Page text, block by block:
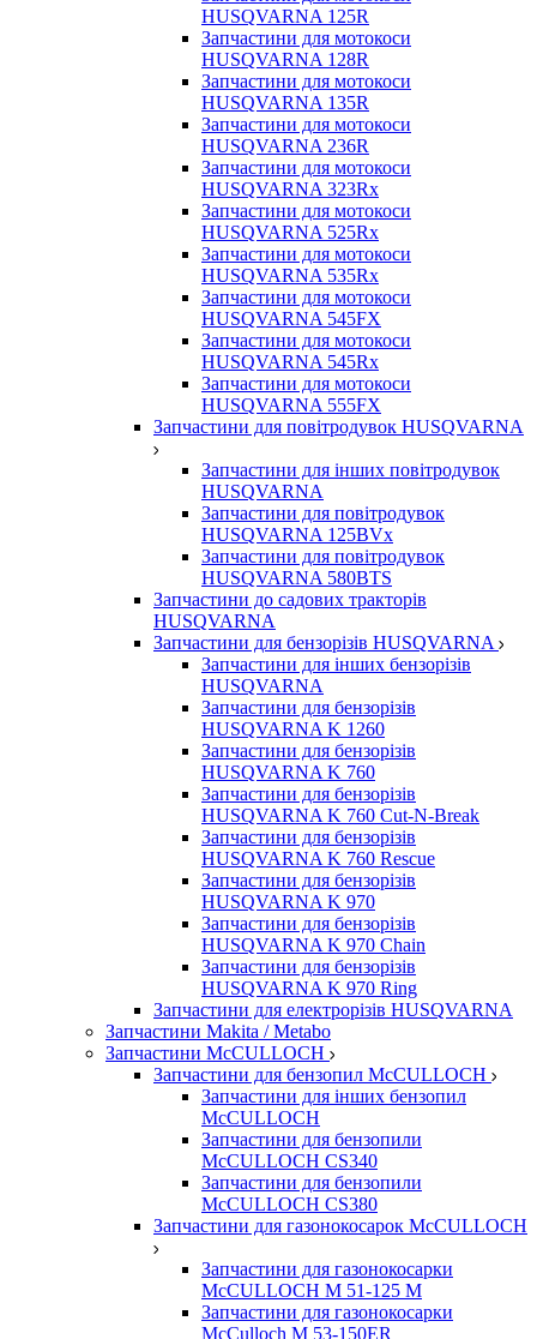
HUSQVARNA 125R
Запчастини для мотокоси
HUSQVARNA 128R
Запчастини для мотокоси
HUSQVARNA 135R
Запчастини для мотокоси
HUSQVARNA 236R
Запчастини для мотокоси
HUSQVARNA 323Rx
Запчастини для мотокоси
HUSQVARNA 525Rx
Запчастини для мотокоси
HUSQVARNA 535Rx
Запчастини для мотокоси
HUSQVARNA 545FX
Запчастини для мотокоси
HUSQVARNA 545Rx
Запчастини для мотокоси
HUSQVARNA 555FX
Запчастини для повітродувок HUSQVARNA
Запчастини для інших повітродувок
HUSQVARNA
Запчастини для повітродувок
HUSQVARNA 125BVx
Запчастини для повітродувок
HUSQVARNA 580BTS
Запчастини до садових тракторів
HUSQVARNA
Запчастини для бензорізів HUSQVARNA
Запчастини для інших бензорізів
HUSQVARNA
Запчастини для бензорізів
HUSQVARNA K 1260
Запчастини для бензорізів
HUSQVARNA K 760
Запчастини для бензорізів
HUSQVARNA K 760 Cut-N-Break
Запчастини для бензорізів
HUSQVARNA K 760 Rescue
Запчастини для бензорізів
HUSQVARNA K 970
Запчастини для бензорізів
HUSQVARNA K 970 Chain
Запчастини для бензорізів
HUSQVARNA K 970 Ring
Запчастини для електрорізів HUSQVARNA
Запчастини Makita / Metabo
Запчастини McCULLOCH
Запчастини для бензопил McCULLOCH
Запчастини для інших бензопил
McCULLOCH
Запчастини для бензопили
McCULLOCH CS340
Запчастини для бензопили
McCULLOCH CS380
Запчастини для газонокосарок McCULLOCH
Запчастини для газонокосарки
McCULLOCH M 51-125 M
Запчастини для газонокосарки
McCulloch M 53-150ER